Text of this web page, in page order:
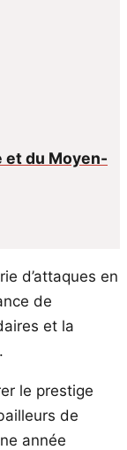
et du Moyen-
d’attaques en
de
et la
le prestige
de
année